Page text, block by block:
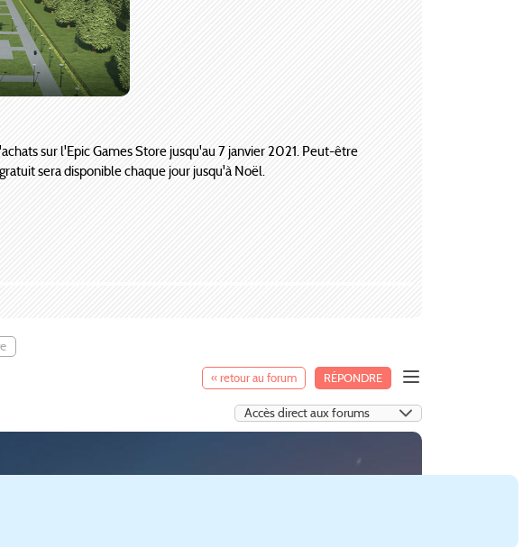
sur l'Epic Games Store jusqu'au 7 janvier 2021. Peut-être
sera disponible chaque jour jusqu'à Noël.
« retour au forum RÉPONDRE